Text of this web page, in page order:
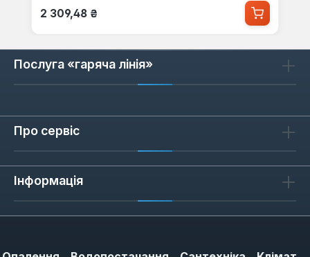
Звичайна ціна:
2 309,48 ₴
Послуга «гаряча лінія»
Про сервіс
Інформація